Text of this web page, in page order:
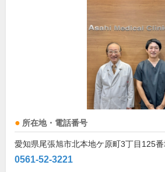
所在地・電話番号
愛知県尾張旭市北本地ケ原町3丁目125
0561-52-3221